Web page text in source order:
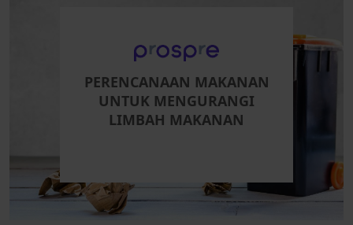
PERENCANAAN MAKANAN
UNTUK MENGURANGI
LIMBAH MAKANAN